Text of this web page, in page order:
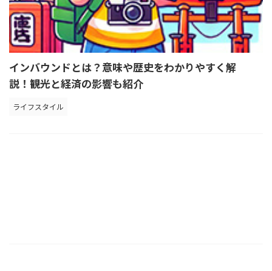
インバウンドとは？意味や歴史をわかりやすく解
説！観光と経済の影響も紹介
ライフスタイル